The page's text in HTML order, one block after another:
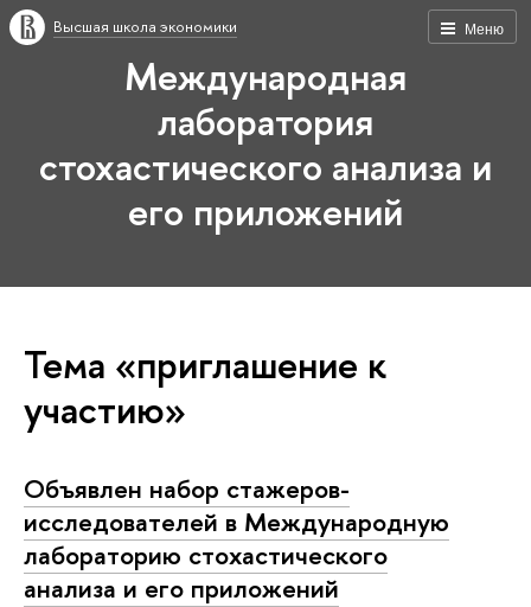
Меню
Высшая школа экономики
Международная
лаборатория
стохастического анализа и
его приложений
Тема «приглашение к
участию»
Объявлен набор стажеров-
исследователей в Международную
лабораторию стохастического
анализа и его приложений